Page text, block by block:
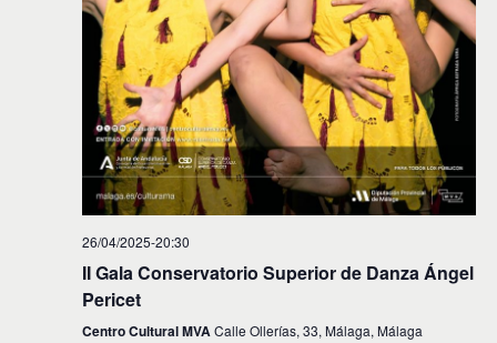
26/04/2025-20:30
II Gala Conservatorio Superior de Danza Ángel
Pericet
Centro Cultural MVACalle Ollerías, 33, Málaga, Málaga